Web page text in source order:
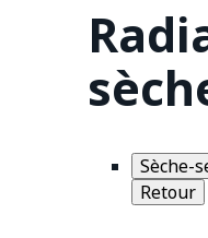
Sèche-
Retour